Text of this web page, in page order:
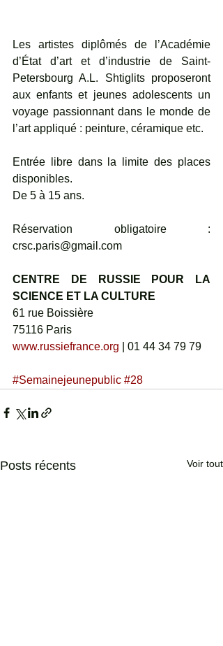
Les artistes diplômés de l’Académie
d’État d’art et d’industrie de Saint-
Petersbourg A.L. Shtiglits proposeront
aux enfants et jeunes adolescents un
voyage passionnant dans le monde de
l’art appliqué : peinture, céramique etc.
Entrée libre dans la limite des places
disponibles.
De 5 à 15 ans.
Réservation obligatoire :
crsc.paris@gmail.com
CENTRE DE RUSSIE POUR LA
SCIENCE ET LA CULTURE
61 rue Boissière
75116 Paris
www.russiefrance.org | 01 44 34 79 79
#Semainejeunepublic #28
Posts récents Voir tout